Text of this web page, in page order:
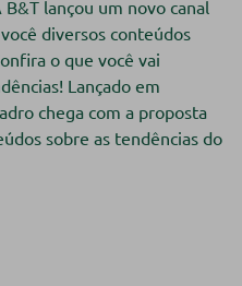
lançou um novo canal
diversos conteúdos
o que você vai
Lançado em
chega com a proposta
sobre as tendências do